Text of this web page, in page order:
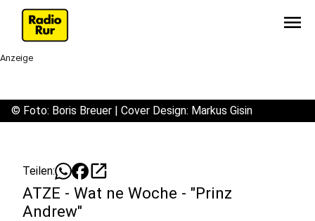
menu
Anzeige
© Foto: Boris Breuer | Cover Design: Markus Gisin
Teilen: open_in_new
ATZE - Wat ne Woche - "Prinz
Andrew"